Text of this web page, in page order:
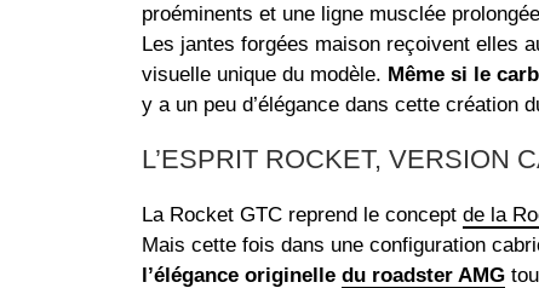
proéminents et une ligne musclée
Les jantes forgées maison reçoivent elles
visuelle unique du modèle. Même si le
y a un peu d’élégance dans cette création
L’ESPRIT ROCKET, VERSION
La Rocket GTC reprend le concept de la
Mais cette fois dans une configuration
l’élégance originelle du roadster AMG